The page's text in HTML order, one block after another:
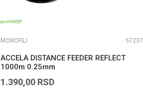
MONOFILI 57237
ACCELA DISTANCE FEEDER REFLECT
1000m 0.25mm
1.390,00 RSD